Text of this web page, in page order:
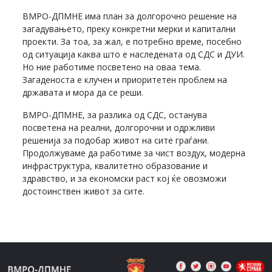
ВМРО-ДПМНЕ има план за долгорочно решение на
загадувањето, преку конкретни мерки и капитални
проекти. За тоа, за жал, е потребно време, посебно
од ситуација каква што е наследената од СДС и ДУИ.
Но ние работиме посветено на оваа тема.
Загаденоста е клучен и приоритетен проблем на
државата и мора да се реши.
ВМРО-ДПМНЕ, за разлика од СДС, останува
посветена на реални, долгорочни и одржливи
решенија за подобар живот на сите граѓани.
Продолжуваме да работиме за чист воздух, модерна
инфраструктура, квалитетно образование и
здравство, и за економски раст кој ќе овозможи
достоинствен живот за сите.